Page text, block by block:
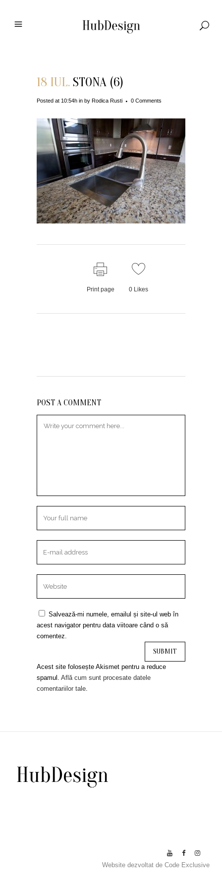
18 IUL. STONA (6)
Posted at 10:54h in by Rodica Rusti 0 Comments
Print page 0Likes
POST A COMMENT
Salvează-mi numele, emailul și site-ul web în
acest navigator pentru data viitoare când o să
comentez.
Acest site folosește Akismet pentru a reduce
spamul. Află cum sunt procesate datele
comentariilor tale.
Website dezvoltat de Code Exclusive